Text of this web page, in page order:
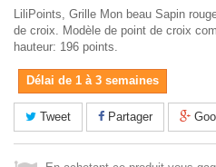
LiliPoints, Grille Mon beau Sapin
de croix. Modèle de point de croix
hauteur: 196 points.
Délai de 1 à 3 semaines
Tweet Partager